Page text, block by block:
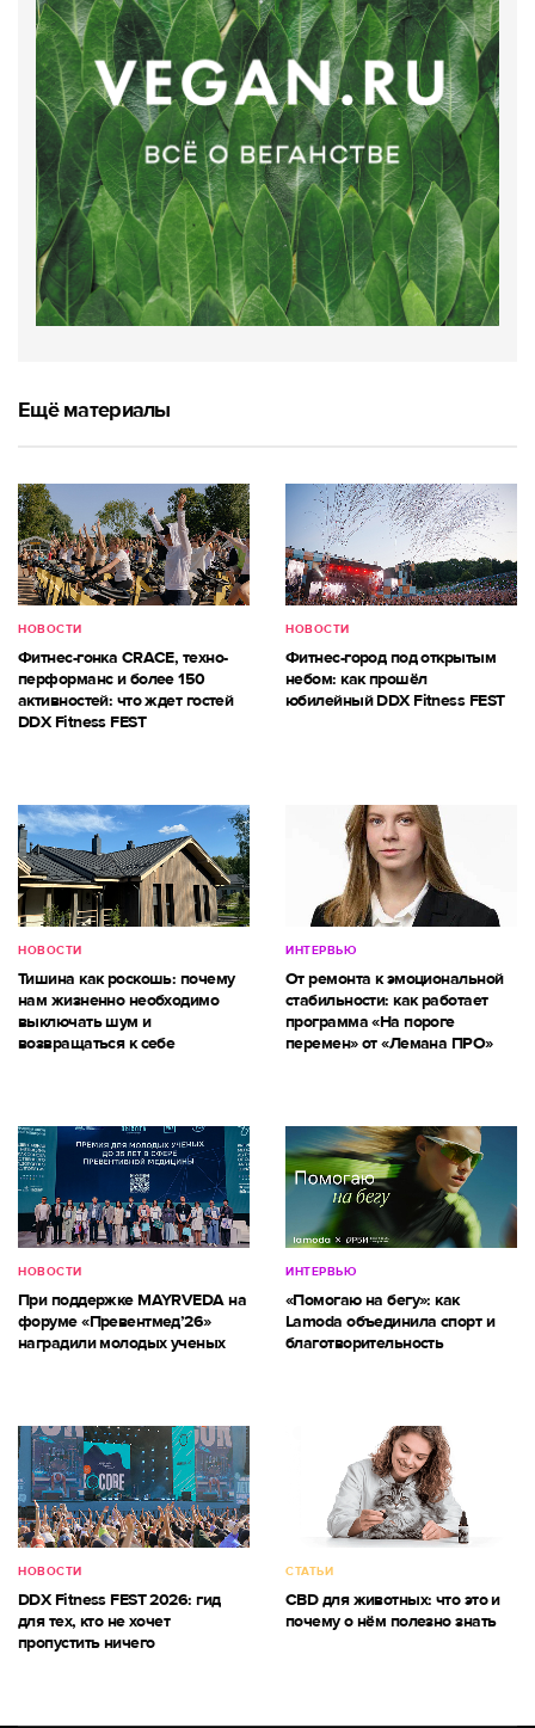
Ещё материалы
НОВОСТИ
Фитнес-гонка CRACE, техно-
перформанс и более 150
активностей: что ждет гостей
DDX Fitness FEST
НОВОСТИ
Фитнес-город под открытым
небом: как прошёл
юбилейный DDX Fitness FEST
НОВОСТИ
Тишина как роскошь: почему
нам жизненно необходимо
выключать шум и
возвращаться к себе
ИНТЕРВЬЮ
От ремонта к эмоциональной
стабильности: как работает
программа «На пороге
перемен» от «Лемана ПРО»
НОВОСТИ
При поддержке MAYRVEDA на
форуме «Превентмед’26»
наградили молодых ученых
ИНТЕРВЬЮ
«Помогаю на бегу»: как
Lamoda объединила спорт и
благотворительность
НОВОСТИ
DDX Fitness FEST 2026: гид
для тех, кто не хочет
пропустить ничего
СТАТЬИ
CBD для животных: что это и
почему о нём полезно знать